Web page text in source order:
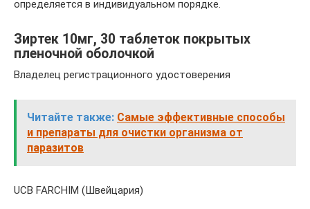
определяется в индивидуальном порядке.
Зиртек 10мг, 30 таблеток покрытых
пленочной оболочкой
Владелец регистрационного удостоверения
Читайте также: Самые эффективные способы
и препараты для очистки организма от
паразитов
UCB FARCHIM (Швейцария)